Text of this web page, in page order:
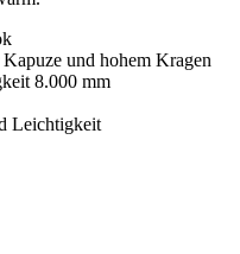
und hohem Kragen
8.000 mm
Leichtigkeit